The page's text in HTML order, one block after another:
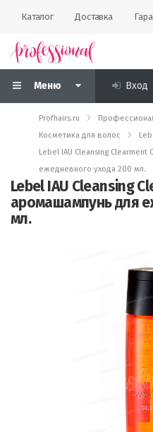
Каталог Доставка
Меню Вход
Profhairs.ru
Косметика для волос
Lebel IAU Cleansing
ежедневного ухода 200 мл.
Lebel IAU Cleansing
аромашампунь для
мл.